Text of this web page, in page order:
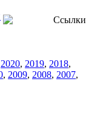
2020, 2019, 2018,
, 2009, 2008, 2007,